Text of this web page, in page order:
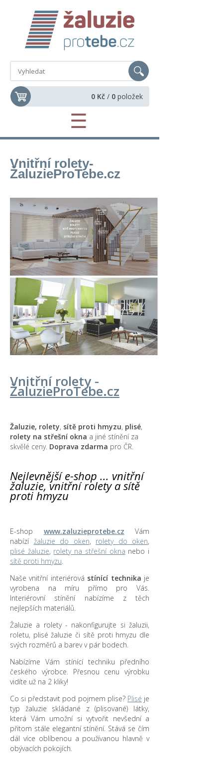
0 Kč / 0 položek
☰
Vnitřní rolety-
ŽaluzieProTebe.cz
Vnitřní rolety -
ŽaluzieProTebe.cz
Žaluzie, rolety, sítě proti hmyzu, plisé,
rolety na střešní okna a jiné stínění za
skvělé ceny. Doprava zdarma pro ČR.
Nejlevnější e-shop ... vnitřní
žaluzie, vnitřní rolety a sítě
proti hmyzu
E-shop www.zaluzieprotebe.cz Vám
nabízí žaluzie do oken, rolety do oken,
plisé žaluzie, rolety na střešní okna nebo i
sítě proti hmyzu.
Naše vnitřní interiérová stínící technika je
vyrobena na míru přímo pro Vás.
Interiérovní stínění nabízíme z těch
nejlepších materiálů.
Žaluzie a rolety - nakonfigurujte si žaluzii,
roletu, plisé žaluzie či sítě proti hmyzu dle
svých rozměrů a barev v pár bodech.
Nabízíme Vám stínící techniku předního
českého výrobce. Přesnou cenu výrobku
vidíte už na 2 kliky!
Co si představit pod pojmem plise? Plisé je
typ žaluzie skládané z (plisované) látky,
která Vám umožní si vytvořit nevšední a
přitom stále elegantní stínění. Stává se čím
dál více oblíbenou a používanou hlavně v
obývacích pokojích.